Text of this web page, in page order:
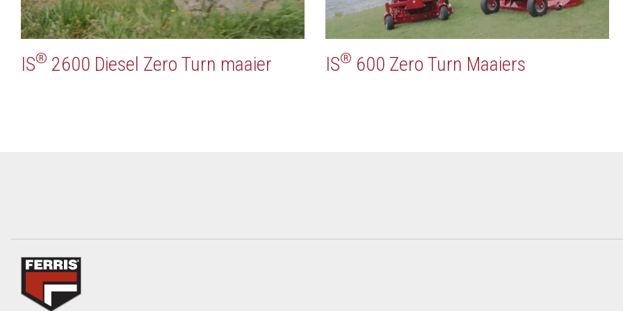
IS® 2600 Diesel Zero Turn maaier IS® 600 Zero Turn Maaiers